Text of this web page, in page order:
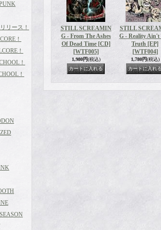
リース！
！
！
！
！
STILL SCREAMIN
G - From The Ashes
Of Dead Time [CD]
[WTF005]
1,980円(税込)
STILL
G - Reality Ain't
Truth [EP]
[WTF004]
1,780円(税込)